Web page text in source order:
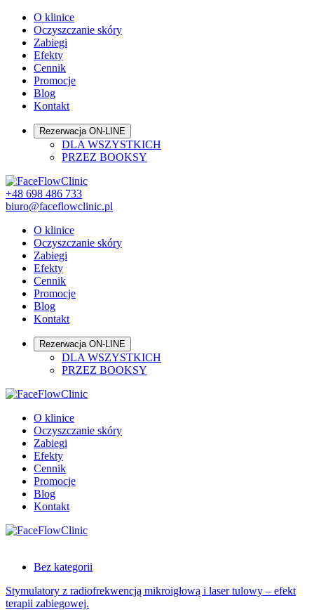
O klinice
Oczyszczanie skóry
Zabiegi
Efekty
Cennik
Promocje
Blog
Kontakt
Rezerwacja ON-LINE
DLA WSZYSTKICH
PRZEZ BOOKSY
+48 698 486 733
biuro@faceflowclinic.pl
O klinice
Oczyszczanie skóry
Zabiegi
Efekty
Cennik
Promocje
Blog
Kontakt
Rezerwacja ON-LINE
DLA WSZYSTKICH
PRZEZ BOOKSY
O klinice
Oczyszczanie skóry
Zabiegi
Efekty
Cennik
Promocje
Blog
Kontakt
Bez kategorii
Stymulatory z radiofrekwencją mikroigłową i laser tulowy – efekt
terapii zabiegowej.